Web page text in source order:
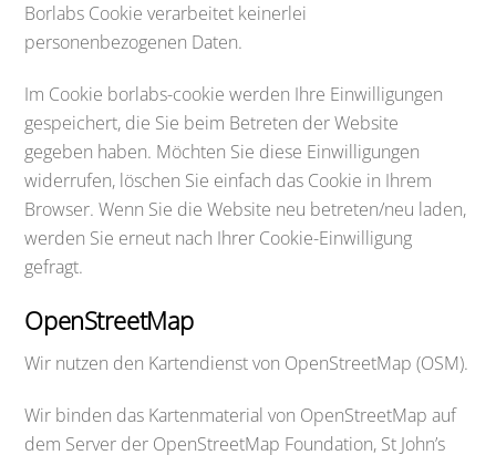
Borlabs Cookie verarbeitet keinerlei
personenbezogenen Daten.
Im Cookie borlabs-cookie werden Ihre Einwilligungen
gespeichert, die Sie beim Betreten der Website
gegeben haben. Möchten Sie diese Einwilligungen
widerrufen, löschen Sie einfach das Cookie in Ihrem
Browser. Wenn Sie die Website neu betreten/neu laden,
werden Sie erneut nach Ihrer Cookie-Einwilligung
gefragt.
OpenStreetMap
Wir nutzen den Kartendienst von OpenStreetMap (OSM).
Wir binden das Kartenmaterial von OpenStreetMap auf
dem Server der OpenStreetMap Foundation, St John’s